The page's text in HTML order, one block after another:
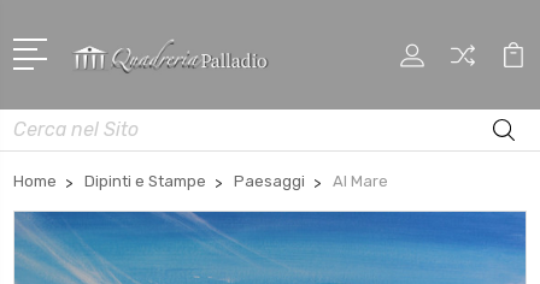
Cerca
Home Dipinti e Stampe Paesaggi Al Mare